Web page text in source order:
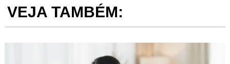
VEJA TAMBÉM: